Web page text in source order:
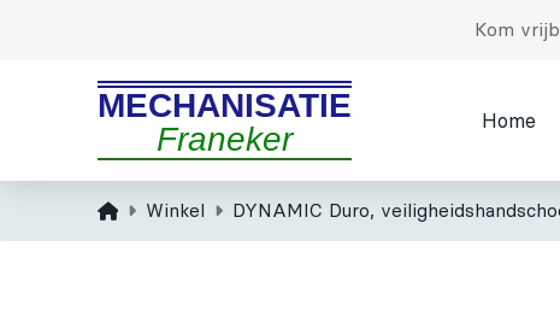
Kom
MECHANISATIE
Franeker
Home
HomeWinkel DYNAMIC Duro,